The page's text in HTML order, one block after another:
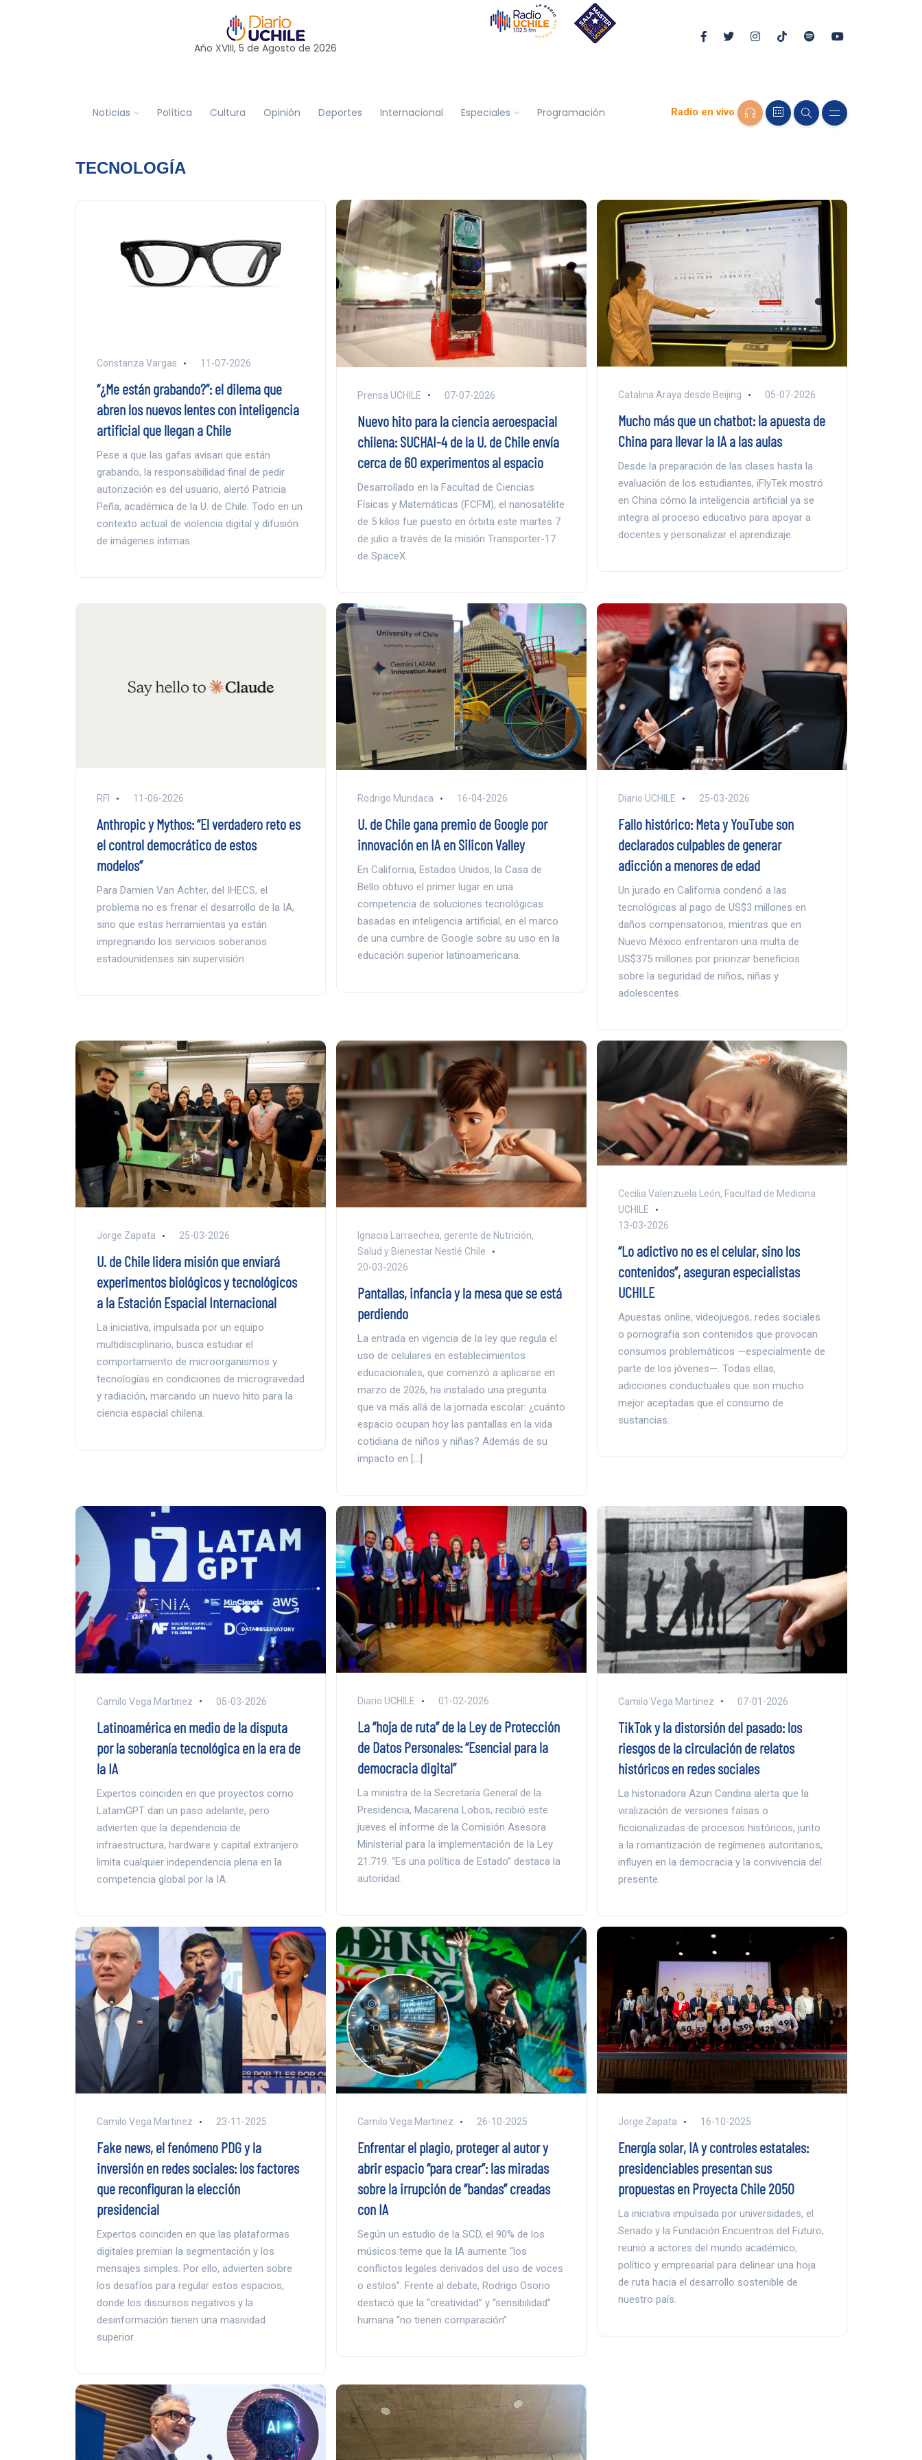
Año XVIII, 5 de Agosto de 2026
Noticias Política Cultura Opinión Deportes Internacional Especiales Programación Radio en vivo
TECNOLOGÍA
Constanza Vargas 11-07-2026
“¿Me están grabando?”: el dilema que
abren los nuevos lentes con inteligencia
artificial que llegan a Chile
Pese a que las gafas avisan que están
grabando, la responsabilidad final de pedir
autorización es del usuario, alertó Patricia
Peña, académica de la U. de Chile. Todo en un
contexto actual de violencia digital y difusión
de imágenes íntimas.
Prensa UCHILE 07-07-2026
Nuevo hito para la ciencia aeroespacial
chilena: SUCHAI-4 de la U. de Chile envía
cerca de 60 experimentos al espacio
Desarrollado en la Facultad de Ciencias
Físicas y Matemáticas (FCFM), el nanosatélite
de 5 kilos fue puesto en órbita este martes 7
de julio a través de la misión Transporter-17
de SpaceX.
Catalina Araya desde Beijing 05-07-2026
Mucho más que un chatbot: la apuesta de
China para llevar la IA a las aulas
Desde la preparación de las clases hasta la
evaluación de los estudiantes, iFlyTek mostró
en China cómo la inteligencia artificial ya se
integra al proceso educativo para apoyar a
docentes y personalizar el aprendizaje.
RFI 11-06-2026
Anthropic y Mythos: “El verdadero reto es
el control democrático de estos
modelos”
Para Damien Van Achter, del IHECS, el
problema no es frenar el desarrollo de la IA,
sino que estas herramientas ya están
impregnando los servicios soberanos
estadounidenses sin supervisión.
Rodrigo Mundaca 16-04-2026
U. de Chile gana premio de Google por
innovación en IA en Silicon Valley
En California, Estados Unidos, la Casa de
Bello obtuvo el primer lugar en una
competencia de soluciones tecnológicas
basadas en inteligencia artificial, en el marco
de una cumbre de Google sobre su uso en la
educación superior latinoamericana.
Diario UCHILE 25-03-2026
Fallo histórico: Meta y YouTube son
declarados culpables de generar
adicción a menores de edad
Un jurado en California condenó a las
tecnológicas al pago de US$3 millones en
daños compensatorios, mientras que en
Nuevo México enfrentaron una multa de
US$375 millones por priorizar beneficios
sobre la seguridad de niños, niñas y
adolescentes.
Jorge Zapata 25-03-2026
U. de Chile lidera misión que enviará
experimentos biológicos y tecnológicos
a la Estación Espacial Internacional
La iniciativa, impulsada por un equipo
multidisciplinario, busca estudiar el
comportamiento de microorganismos y
tecnologías en condiciones de microgravedad
y radiación, marcando un nuevo hito para la
ciencia espacial chilena.
Ignacia Larraechea, gerente de Nutrición,
Salud y Bienestar Nestlé Chile
20-03-2026
Pantallas, infancia y la mesa que se está
perdiendo
La entrada en vigencia de la ley que regula el
uso de celulares en establecimientos
educacionales, que comenzó a aplicarse en
marzo de 2026, ha instalado una pregunta
que va más allá de la jornada escolar: ¿cuánto
espacio ocupan hoy las pantallas en la vida
cotidiana de niños y niñas? Además de su
impacto en […]
Cecilia Valenzuela León, Facultad de Medicina
UCHILE
13-03-2026
“Lo adictivo no es el celular, sino los
contenidos”, aseguran especialistas
UCHILE
Apuestas online, videojuegos, redes sociales
o pornografía son contenidos que provocan
consumos problemáticos —especialmente de
parte de los jóvenes—. Todas ellas,
adicciones conductuales que son mucho
mejor aceptadas que el consumo de
sustancias.
Camilo Vega Martinez 05-03-2026
Latinoamérica en medio de la disputa
por la soberanía tecnológica en la era de
la IA
Expertos coinciden en que proyectos como
LatamGPT dan un paso adelante, pero
advierten que la dependencia de
infraestructura, hardware y capital extranjero
limita cualquier independencia plena en la
competencia global por la IA.
Diario UCHILE 01-02-2026
La “hoja de ruta” de la Ley de Protección
de Datos Personales: “Esencial para la
democracia digital”
La ministra de la Secretaría General de la
Presidencia, Macarena Lobos, recibió este
jueves el informe de la Comisión Asesora
Ministerial para la implementación de la Ley
21.719. “Es una política de Estado” destaca la
autoridad.
Camilo Vega Martinez 07-01-2026
TikTok y la distorsión del pasado: los
riesgos de la circulación de relatos
históricos en redes sociales
La historiadora Azun Candina alerta que la
viralización de versiones falsas o
ficcionalizadas de procesos históricos, junto
a la romantización de regímenes autoritarios,
influyen en la democracia y la convivencia del
presente.
Camilo Vega Martinez 23-11-2025
Fake news, el fenómeno PDG y la
inversión en redes sociales: los factores
que reconfiguran la elección
presidencial
Expertos coinciden en que las plataformas
digitales premian la segmentación y los
mensajes simples. Por ello, advierten sobre
los desafíos para regular estos espacios,
donde los discursos negativos y la
desinformación tienen una masividad
superior.
Camilo Vega Martinez 26-10-2025
Enfrentar el plagio, proteger al autor y
abrir espacio “para crear”: las miradas
sobre la irrupción de “bandas” creadas
con IA
Según un estudio de la SCD, el 90% de los
músicos teme que la IA aumente “los
conflictos legales derivados del uso de voces
o estilos”. Frente al debate, Rodrigo Osorio
destacó que la “creatividad” y “sensibilidad”
humana “no tienen comparación”.
Jorge Zapata 16-10-2025
Energía solar, IA y controles estatales:
presidenciables presentan sus
propuestas en Proyecta Chile 2050
La iniciativa impulsada por universidades, el
Senado y la Fundación Encuentros del Futuro,
reunió a actores del mundo académico,
político y empresarial para delinear una hoja
de ruta hacia el desarrollo sostenible de
nuestro país.